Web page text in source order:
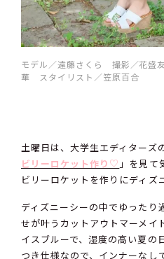
モデル／遠藤さくら 撮影／花盛
華 スタイリスト／笠原百合
土曜日は、大学生エディターズ
ビリーロケット作り♡ 」を見て
ビリーロケットを作りにディズ
ディズニーシーの中でゆったり
せが叶うカットアウトマーメイ
イスブルーで、湿度の高い夏
つき仕様なので、インナーなし